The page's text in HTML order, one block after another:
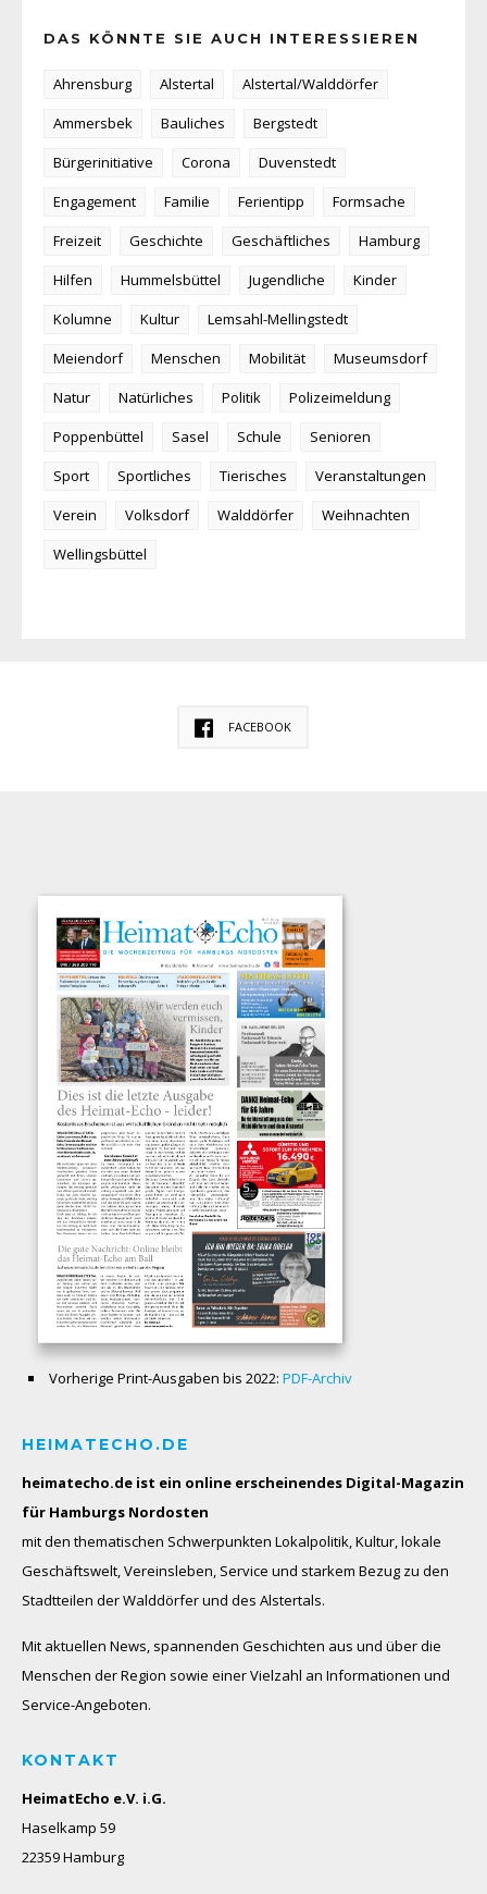
DAS KÖNNTE SIE AUCH INTERESSIEREN
Ahrensburg Alstertal
Alstertal/Walddörfer
Ammersbek
Bauliches
Bergstedt
Bürgerinitiative
Corona
Duvenstedt
Engagement
Familie Ferientipp
Formsache
Freizeit
Geschichte Geschäftliches
Hamburg
Hilfen
Hummelsbüttel Jugendliche
Kinder
Kolumne
Kultur
Lemsahl-Mellingstedt
Meiendorf
Menschen Mobilität
Museumsdorf
Natur
Natürliches Politik
Polizeimeldung
Poppenbüttel
Sasel Schule
Senioren
Sport
Sportliches Tierisches
Veranstaltungen
Verein
Volksdorf Walddörfer
Weihnachten
Wellingsbüttel
FACEBOOK
Vorherige Print-Ausgaben bis 2022: PDF-Archiv
HEIMATECHO.DE
heimatecho.de ist ein online erscheinendes Digital-Magazin
für Hamburgs Nordosten
mit den thematischen Schwerpunkten Lokalpolitik, Kultur, lokale
Geschäftswelt, Vereinsleben, Service und starkem Bezug zu den
Stadtteilen der Walddörfer und des Alstertals.
Mit aktuellen News, spannenden Geschichten aus und über die
Menschen der Region sowie einer Vielzahl an Informationen und
Service-Angeboten.
KONTAKT
HeimatEcho e.V. i.G.
Haselkamp 59
22359 Hamburg